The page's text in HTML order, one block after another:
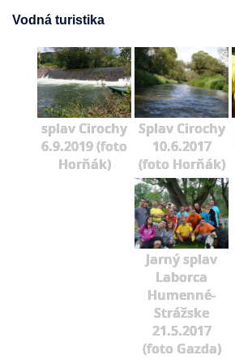
Vodná turistika
splav Cirochy
6.9.2019 (foto
Horňák)
Splav Cirochy
10.6.2017
(foto Horňák)
Jarný splav
Laborca
Humenné-
Strážske
21.5.2017
(foto Gazda)